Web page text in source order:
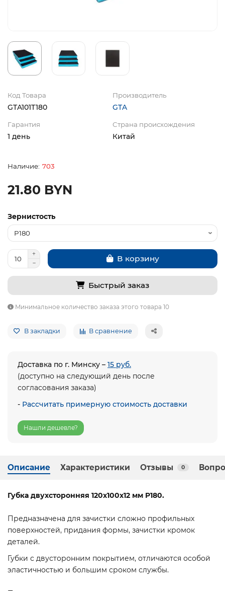
Код Товара
GTA101T180
Производитель
GTA
Гарантия
1 день
Страна происхождения
Китай
703
21.80 BYN
Зернистость
В корзину
Быстрый заказ
Минимальное количество заказа этого товара 10
В закладки В сравнение
Доставка по г. Минску – 15 руб.
(доступно на следующий день после
согласования заказа)
- Рассчитать примерную стоимость доставки
Нашли дешевле?
Описание Характеристики Отзывы 0
Губка двухсторонняя 120х100х12 мм P180.
Предназначена для зачистки сложно профильных
поверхностей, придания формы, зачистки кромок
деталей.
Губки с двусторонним покрытием, отличаются особой
эластичностью и большим сроком службы.